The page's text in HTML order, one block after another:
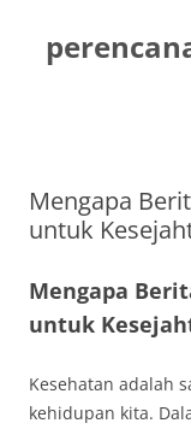
content
Mengapa
untuk
Mengapa
untuk
Kesehatan adalah
kehidupan kita.